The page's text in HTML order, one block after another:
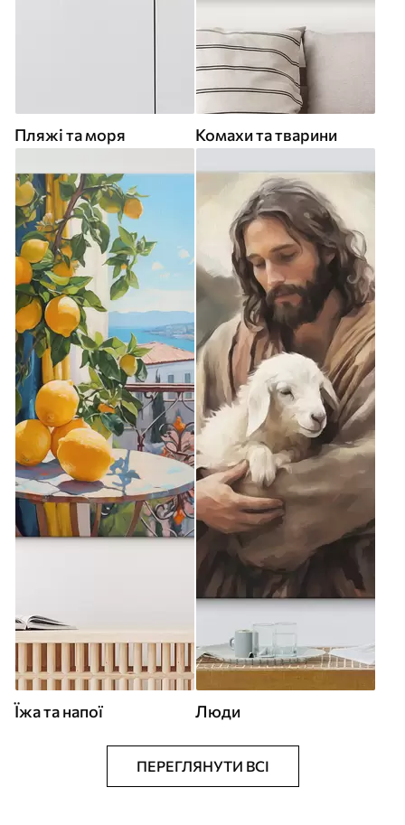
Пляжі та моря Комахи та тварини
Їжа та напої Люди
ПЕРЕГЛЯНУТИ ВСІ